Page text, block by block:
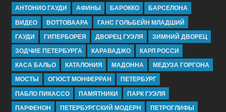
АНТОНИО ГАУДИ
АФИНЫ БАРОККО
БАРСЕЛОНА
ВИДЕО
ВОТТОВААРА
ГАНС ГОЛЬБЕЙН МЛАДШИЙ
ГАУДИ
ГИПЕРБОРЕЯ ДВОРЕЦ ГУЭЛЯ
ЗИМНИЙ ДВОРЕЦ
ЗОДЧИЕ ПЕТЕРБУРГА
КАРАВАДЖО
КАРЛ РОССИ
КАСА БАЛЬО
КАТАЛОНИЯ МАДОННА
МЕДУЗА ГОРГОНА
МОСТЫ
ОГЮСТ МОНФЕРРАН
ПЕТЕРБУРГ
ПАБЛО ПИКАССО
ПАМЯТНИКИ
ПАРК ГУЭЛЯ
ПАРФЕНОН
ПЕТЕРБУРГСКИЙ МОДЕРН ПЕТРОГЛИФЫ